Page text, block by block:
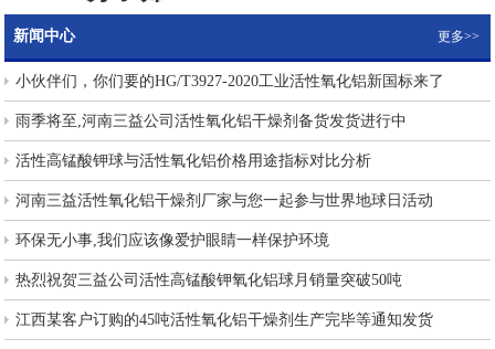
新闻中心 更多>>
小伙伴们，你们要的HG/T3927-2020工业活性氧化铝新国标来了
雨季将至,河南三益公司活性氧化铝干燥剂备货发货进行中
活性高锰酸钾球与活性氧化铝价格用途指标对比分析
河南三益活性氧化铝干燥剂厂家与您一起参与世界地球日活动
环保无小事,我们应该像爱护眼睛一样保护环境
热烈祝贺三益公司活性高锰酸钾氧化铝球月销量突破50吨
江西某客户订购的45吨活性氧化铝干燥剂生产完毕等通知发货